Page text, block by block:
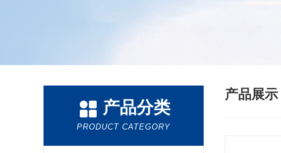
产品分类
PRODUCT CATEGORY
产品展示